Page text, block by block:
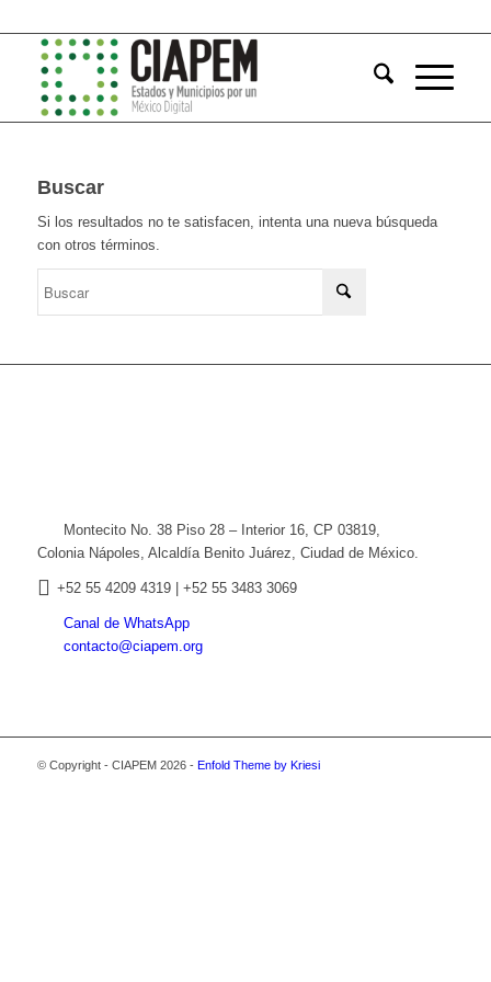
Buscar
Si los resultados no te satisfacen, intenta una nueva búsqueda
con otros términos.
Montecito No. 38 Piso 28 – Interior 16, CP 03819,
Colonia Nápoles, Alcaldía Benito Juárez, Ciudad de México.
+5255 4209 4319 |+52 55 3483 3069
Canal de WhatsApp
contacto@ciapem.org
© Copyright - CIAPEM 2026 - Enfold Theme by Kriesi